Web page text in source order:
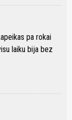
pa rokai
laiku bija bez